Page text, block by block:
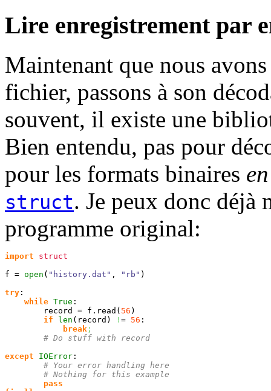
Lire enregistrement par
Maintenant que nous
fichier, passons à son
souvent, il existe une
Bien entendu, pas pour
pour les formats binaires
struct. Je peux donc déjà
programme original:
import
struct
f = open ( "history.dat" , "rb" )
try :
while True :
        record = f.
read ( 56 )
if
len ( record ) ! = 56 :
break ;
# Do stuff with record
except
IOError :
# Your error handling here
# Nothing for this example
pass